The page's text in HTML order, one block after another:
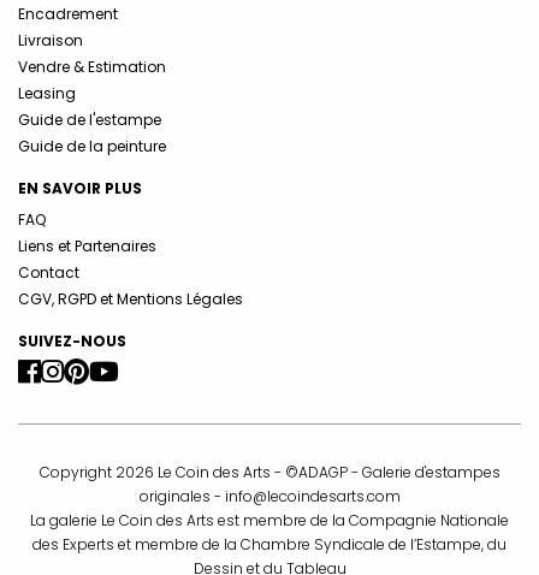
Encadrement
Livraison
Vendre & Estimation
Leasing
Guide de l'estampe
Guide de la peinture
EN SAVOIR PLUS
FAQ
Liens et Partenaires
Contact
CGV, RGPD et Mentions Légales
SUIVEZ-NOUS
Copyright 2026 Le Coin des Arts - ©ADAGP - Galerie d'estampes
originales - info@lecoindesarts.com
La galerie Le Coin des Arts est membre de la Compagnie Nationale
des Experts et membre de la Chambre Syndicale de l’Estampe, du
Dessin et du Tableau